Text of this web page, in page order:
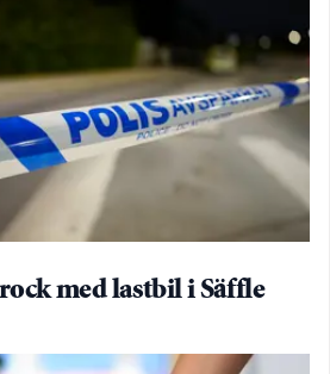
med lastbil i Säffle